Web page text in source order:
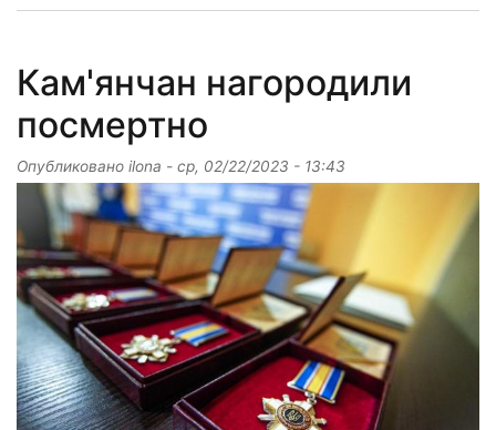
Кам'янчан нагородили
посмертно
Опубликовано ilona - ср, 02/22/2023 - 13:43